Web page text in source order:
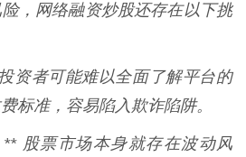
，网络融资炒股还存在以下挑
资者可能难以全面了解平台的
标准，容易陷入欺诈陷阱。
股票市场本身就存在波动风